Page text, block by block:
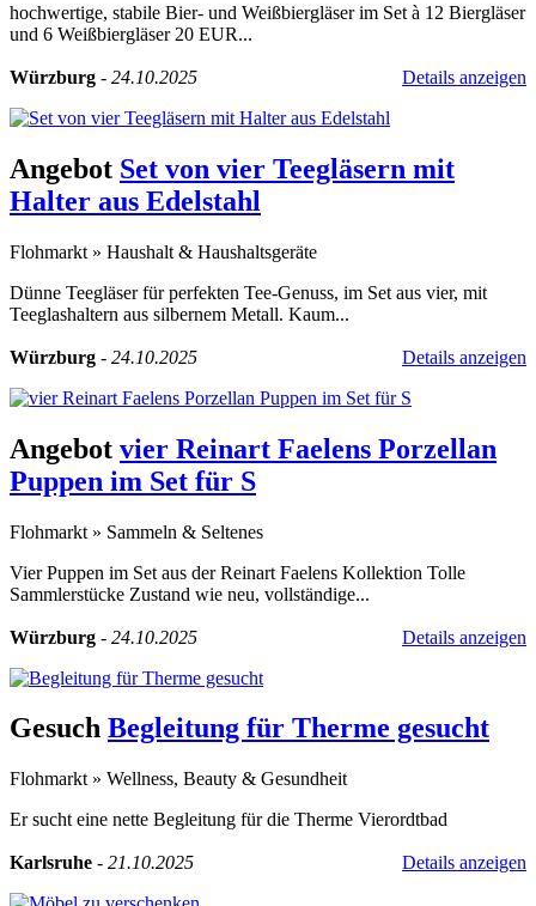
hochwertige, stabile Bier- und Weißbiergläser im Set à 12 Biergläser
und 6 Weißbiergläser 20 EUR...
Würzburg - 24.10.2025 Details anzeigen
Angebot Set von vier Teegläsern mit
Halter aus Edelstahl
Flohmarkt » Haushalt & Haushaltsgeräte
Dünne Teegläser für perfekten Tee-Genuss, im Set aus vier, mit
Teeglashaltern aus silbernem Metall. Kaum...
Würzburg - 24.10.2025 Details anzeigen
Angebot vier Reinart Faelens Porzellan
Puppen im Set für S
Flohmarkt » Sammeln & Seltenes
Vier Puppen im Set aus der Reinart Faelens Kollektion Tolle
Sammlerstücke Zustand wie neu, vollständige...
Würzburg - 24.10.2025 Details anzeigen
Gesuch Begleitung für Therme gesucht
Flohmarkt » Wellness, Beauty & Gesundheit
Er sucht eine nette Begleitung für die Therme Vierordtbad
Karlsruhe - 21.10.2025 Details anzeigen